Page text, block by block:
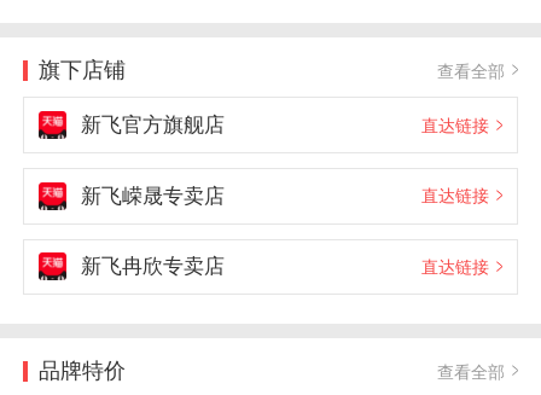
旗下店铺 查看全部
新飞官方旗舰店 直达链接
新飞嵘晟专卖店 直达链接
新飞冉欣专卖店 直达链接
品牌特价 查看全部